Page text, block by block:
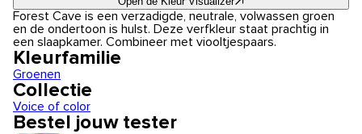
Forest Cave is een verzadigde, neutrale, volwassen groen
en de ondertoon is hulst. Deze verfkleur staat prachtig in
een slaapkamer. Combineer met viooltjespaars.
Kleurfamilie
Groenen
Collectie
Voice of color
Bestel jouw tester